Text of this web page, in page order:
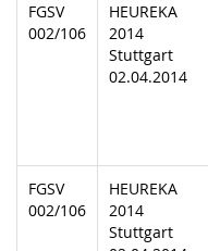
FGSV
002/106
HEUREKA
2014
Stuttgart
02.04.2014
FGSV
002/106
HEUREKA
2014
Stuttgart